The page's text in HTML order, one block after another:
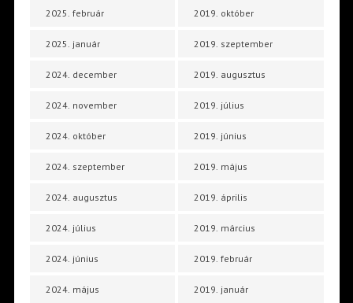
2025. február
2025. január
2024. december
2024. november
2024. október
2024. szeptember
2024. augusztus
2024. július
2024. június
2024. május
2019. október
2019. szeptember
2019. augusztus
2019. július
2019. június
2019. május
2019. április
2019. március
2019. február
2019. január